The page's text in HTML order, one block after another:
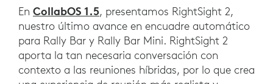
En CollabOS 1.5, presentamos RightSight 2,
nuestro último avance en encuadre automático
para Rally Bar y Rally Bar Mini. RightSight 2
aporta la tan necesaria conversación con
contexto a las reuniones híbridas, por lo que crea